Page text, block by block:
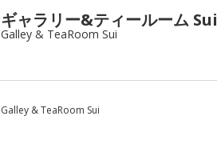
ギャラリー&ティールーム Sui
Galley & TeaRoom Sui
Galley & TeaRoom Sui